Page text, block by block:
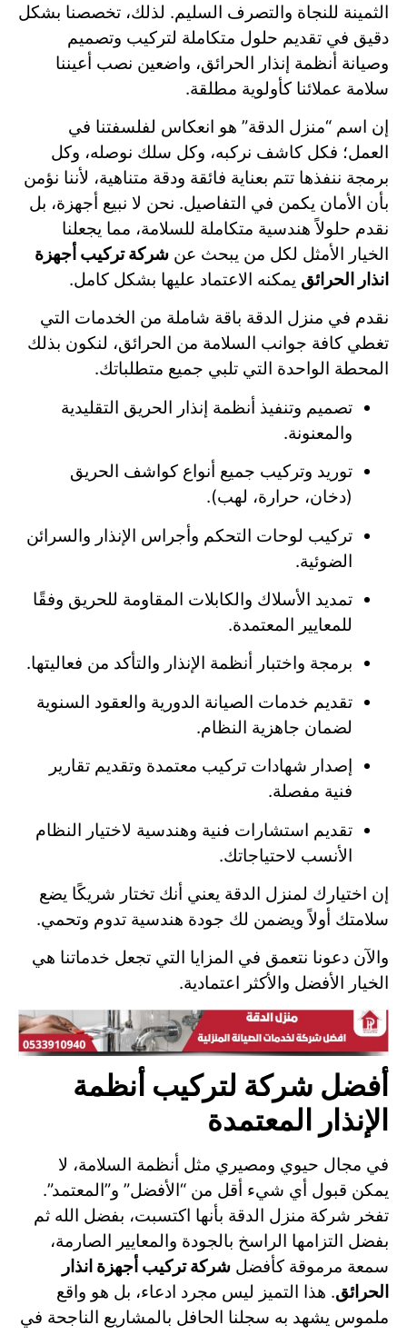
الثمينة للنجاة والتصرف السليم. لذلك، تخصصنا بشكل
دقيق في تقديم حلول متكاملة لتركيب وتصميم
وصيانة أنظمة إنذار الحرائق، واضعين نصب أعيننا
سلامة عملائنا كأولوية مطلقة.
إن اسم “منزل الدقة” هو انعكاس لفلسفتنا في
العمل؛ فكل كاشف نركبه، وكل سلك نوصله، وكل
برمجة ننفذها تتم بعناية فائقة ودقة متناهية، لأننا نؤمن
بأن الأمان يكمن في التفاصيل. نحن لا نبيع أجهزة، بل
نقدم حلولاً هندسية متكاملة للسلامة، مما يجعلنا
الخيار الأمثل لكل من يبحث عن شركة تركيب أجهزة
انذار الحرائق يمكنه الاعتماد عليها بشكل كامل.
نقدم في منزل الدقة باقة شاملة من الخدمات التي
تغطي كافة جوانب السلامة من الحرائق، لنكون بذلك
المحطة الواحدة التي تلبي جميع متطلباتك.
تصميم وتنفيذ أنظمة إنذار الحريق التقليدية
والمعنونة.
توريد وتركيب جميع أنواع كواشف الحريق
(دخان، حرارة، لهب).
تركيب لوحات التحكم وأجراس الإنذار والسرائن
الضوئية.
تمديد الأسلاك والكابلات المقاومة للحريق وفقًا
للمعايير المعتمدة.
برمجة واختبار أنظمة الإنذار والتأكد من فعاليتها.
تقديم خدمات الصيانة الدورية والعقود السنوية
لضمان جاهزية النظام.
إصدار شهادات تركيب معتمدة وتقديم تقارير
فنية مفصلة.
تقديم استشارات فنية وهندسية لاختيار النظام
الأنسب لاحتياجاتك.
إن اختيارك لمنزل الدقة يعني أنك تختار شريكًا يضع
سلامتك أولاً ويضمن لك جودة هندسية تدوم وتحمي.
والآن دعونا نتعمق في المزايا التي تجعل خدماتنا هي
الخيار الأفضل والأكثر اعتمادية.
أفضل شركة لتركيب أنظمة
الإنذار المعتمدة
في مجال حيوي ومصيري مثل أنظمة السلامة، لا
يمكن قبول أي شيء أقل من “الأفضل” و”المعتمد”.
تفخر شركة منزل الدقة بأنها اكتسبت، بفضل الله ثم
بفضل التزامها الراسخ بالجودة والمعايير الصارمة،
سمعة مرموقة كأفضل شركة تركيب أجهزة انذار
الحرائق. هذا التميز ليس مجرد ادعاء، بل هو واقع
ملموس يشهد به سجلنا الحافل بالمشاريع الناجحة في